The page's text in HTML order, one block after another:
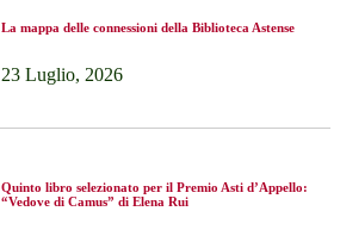
La mappa delle connessioni della Biblioteca Astense
23 Luglio, 2026
Quinto libro selezionato per il Premio Asti d’Appello:
“Vedove di Camus” di Elena Rui